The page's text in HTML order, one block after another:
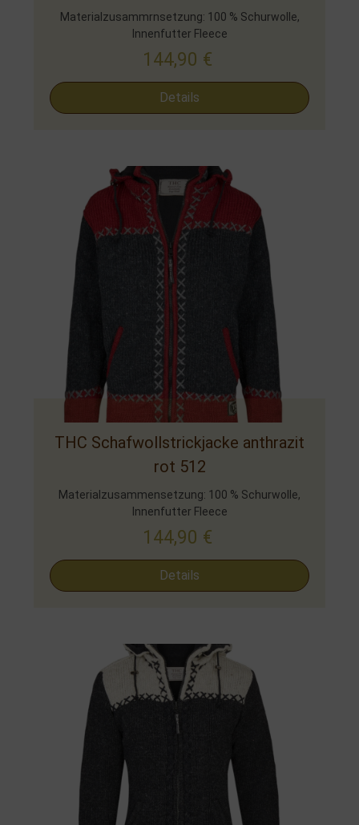
Materialzusammrnsetzung: 100 % Schurwolle,
Innenfutter Fleece
144,90 €
Details
THC Schafwollstrickjacke anthrazit
rot 512
Materialzusammensetzung: 100 % Schurwolle,
Innenfutter Fleece
144,90 €
Details